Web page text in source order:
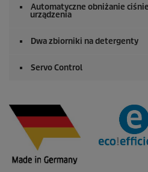
Automatyczne obniżanie
urządzenia
Dwa zbiorniki na detergenty
Servo Control